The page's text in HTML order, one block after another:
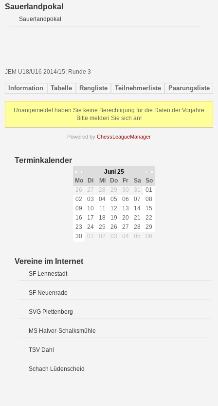
Sauerlandpokal
Sauerlandpokal
JEM U18/U16 2014/15: Runde 3
Information Tabelle Rangliste Teilnehmerliste Paarungsliste
Unangemeldet haben Sie keine Berechtigung für die Daten der Vorjahre
Bitte melden Sie sich an!
Powered by ChessLeagueManager
Terminkalender
« ‹ Juni 25 ›
»
Mo
Di Mi Do Fr Sa
So
26
27 28 29 30 31
01
02
03 04 05 06 07
08
09
10 11 12 13 14
15
16
17 18 19 20 21
22
23
24 25 26 27 28
29
30
01 02 03 04 05 06
Vereine im Internet
SF Lennestadt
SF Neuenrade
SVG Plettenberg
MS Halver-Schalksmühle
TSV Dahl
Schach Lüdenscheid